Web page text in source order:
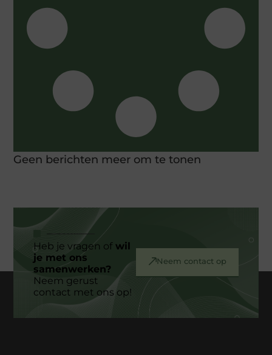
Geen berichten meer om te tonen
Heb je vragen ofwil
je met ons
samenwerken?
Neem gerust
contact met ons op!
Neem contact op